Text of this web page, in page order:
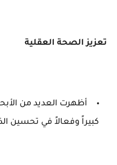
تعزيز الصحة العقلية
أظهرت العديد من
كبيراً وفعالاً في تحسين